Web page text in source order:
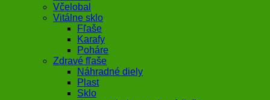
Včelobal
Vitálne sklo
Fľaše
Karafy
Poháre
Zdravé fľaše
Náhradné diely
Plast
Sklo